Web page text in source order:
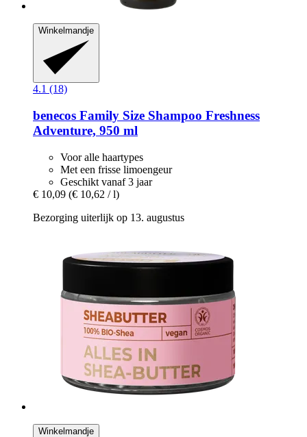
Winkelmandje
4.1 (18)
benecos Family Size Shampoo Freshness
Adventure, 950 ml
Voor alle haartypes
Met een frisse limoengeur
Geschikt vanaf 3 jaar
€ 10,09 (€ 10,62 / l)
Bezorging uiterlijk op 13. augustus
Winkelmandje